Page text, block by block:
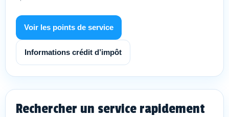
Voir les points de service
Informations crédit d’impôt
Rechercher un service rapidement